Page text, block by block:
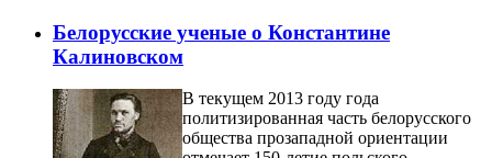
Белорусские ученые о Константине
Калиновском
В текущем 2013 году года
политизированная часть белорусского
общества прозападной ориентации